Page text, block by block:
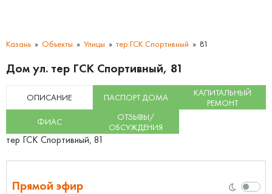
Казань Объекты Улицы тер ГСК Спортивный 81
Дом ул. тер ГСК Спортивный, 81
ОПИСАНИЕ ПАСПОРТ ДОМА
КАПИТАЛЬНЫЙ
РЕМОНТ
ФИАС
ОТЗЫВЫ/
ОБСУЖДЕНИЯ
тер ГСК Спортивный, 81
Прямой эфир